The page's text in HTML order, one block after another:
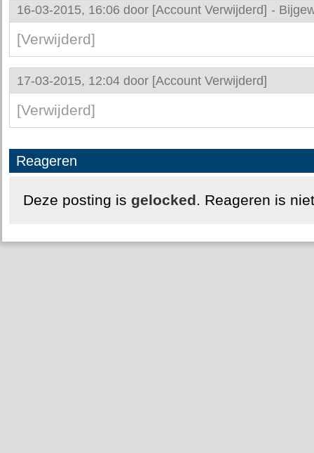
16-03-2015, 16:06 door [Account Verwijderd] -
[Verwijderd]
17-03-2015, 12:04 door [Account Verwijderd]
[Verwijderd]
Reageren
Deze posting is gelocked. Reageren is